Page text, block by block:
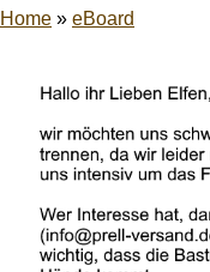
Home » eBoard